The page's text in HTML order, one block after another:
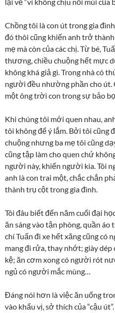
Chồng tôi là con út trong gia
đó thôi cũng khiến anh trở thành
mẹ mà còn của các chị. Từ bé,
thương, chiều chuộng hết mực
không khá giả gì. Trong nhà có
người đều nhường phần cho
một ông trời con trong sự bảo
Khi chúng tôi mới quen nhau,
tôi không để ý lắm. Bởi tôi cũng
chuộng nhưng ba mẹ tôi cũng
cũng tập làm cho quen chứ
người này, khiến người kia. Tôi
anh là con trai một, chắc chắn
thành trụ cột trong gia đình.
Tôi đâu biết đến năm cuối đại
ăn sáng vào tận phòng, quần
chí Tuấn đi xe hết xăng cũng có
mang đi rửa, thay nhớt; giày
kệ; ăn cơm xong có người rót
ngủ có người mắc mùng…
Đáng nói hơn là việc ăn uống
vào khẩu vị, sở thích của “cậu